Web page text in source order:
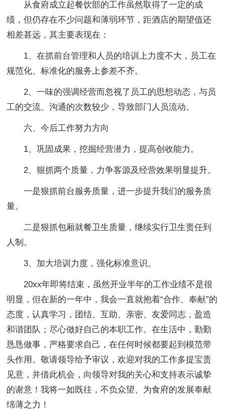
从食府成立起餐饮部的工作虽然取得了一定的成
绩，但仍存在不少问题和薄弱环节，距酒店的期望值还
相差甚远，其主要表现在：
1、在抓前台管理和人员的培训上力度不大，员工在
规范化、标准化的服务上参差不齐。
2、一味的强调经营而忽视了员工的思想动态，与员
工的交流、沟通的次数较少，导致部门人员流动。
六、今后工作努力方向
1、巩固成果，挖掘经营潜力，提高创收能力。
2、狠抓两个质量，力争客源及经营效果明显提升。
一是狠抓前台服务质量，进一步提升我们的服务质
量。
二是狠抓包厢就餐卫生质量，继续实行卫生责任到
人制。
3、加大培训力度，强化标准意识。
20xx年即将结束，虽然开业半年的工作业绩不是很
明显，但在新的一年中，我会一直就抱着“合作、奉献”的
态度，认真学习，团结、互助、亲密、友爱同志，盈造
和谐团队；尽心做好自己的本职工作。在生活中，勤勤
恳恳做事，严格要求自己，在任何时候都要起到模范带
头作用。敬请领导给予审议，欢迎对我的工作多提宝贵
见意，并借此机会，向领导对我的关心和支持表示诚挚
的谢意！我将一如既往，不负众望、为食府的发展奉献
绵薄之力！